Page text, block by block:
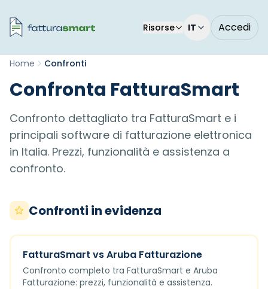
Risorse IT Accedi
Home Confronti
Confronta FatturaSmart
Confronto dettagliato tra FatturaSmart e i
principali software di fatturazione elettronica
in Italia. Prezzi, funzionalità e assistenza a
confronto.
Confronti in evidenza
FatturaSmart vs Aruba Fatturazione
Confronto completo tra FatturaSmart e Aruba
Fatturazione: prezzi, funzionalità e assistenza.